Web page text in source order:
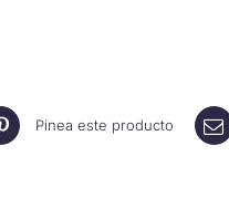
Pinea este producto